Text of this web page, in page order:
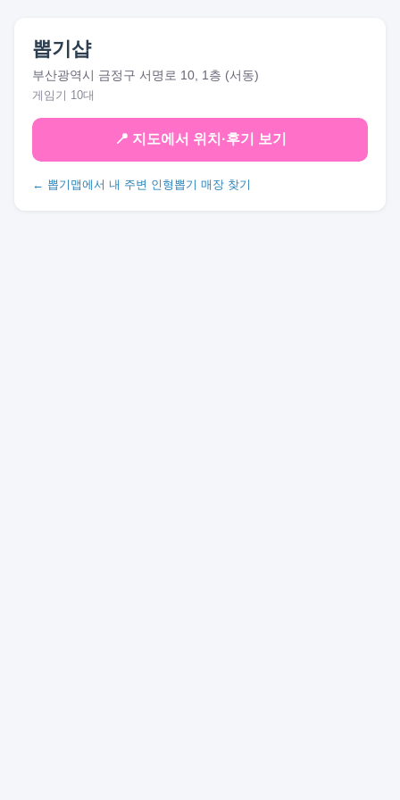
뽑기샵
부산광역시 금정구 서명로 10, 1층 (서동)
게임기 10대
📍 지도에서 위치·후기 보기
← 뽑기맵에서 내 주변 인형뽑기 매장 찾기